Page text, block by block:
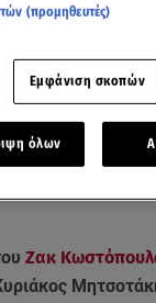
Ζακ
(προμηθευτές)
Εμφάνιση σκοπών
όλων